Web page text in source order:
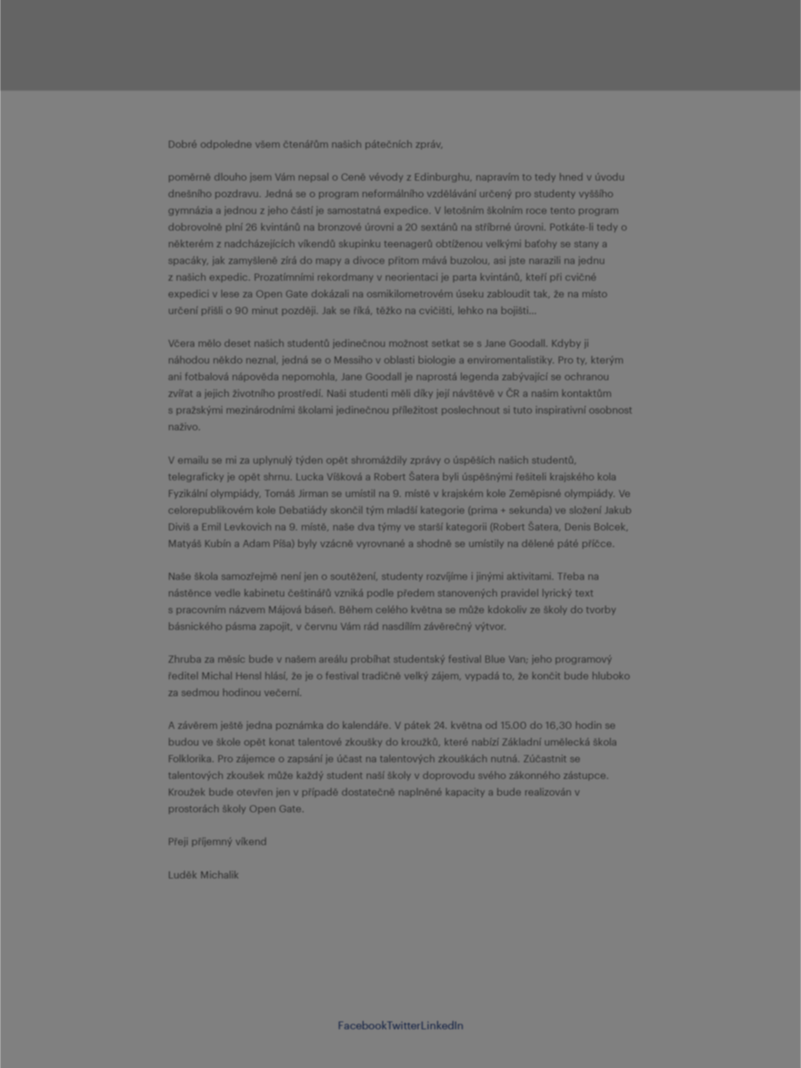
Dobré odpoledne všem čtenářům našich pátečních zpráv,
poměrně dlouho jsem Vám nepsal o Ceně vévody z Edinburghu, napravím to tedy hned v úvodu
dnešního pozdravu. Jedná se o program neformálního vzdělávání určený pro studenty vyššího
gymnázia a jednou z jeho částí je samostatná expedice. V letošním školním roce tento program
dobrovolně plní 26 kvintánů na bronzové úrovni a 20 sextánů na stříbrné úrovni. Potkáte-li tedy o
některém z nadcházejících víkendů skupinku teenagerů obtíženou velkými baťohy se stany a
spacáky, jak zamyšleně zírá do mapy a divoce přitom mává buzolou, asi jste narazili na jednu
z našich expedic. Prozatímními rekordmany v neorientaci je parta kvintánů, kteří při cvičné
expedici v lese za Open Gate dokázali na osmikilometrovém úseku zabloudit tak, že na místo
určení přišli o 90 minut později. Jak se říká, těžko na cvičišti, lehko na bojišti…
Včera mělo deset našich studentů jedinečnou možnost setkat se s Jane Goodall. Kdyby ji
náhodou někdo neznal, jedná se o Messiho v oblasti biologie a enviromentalistiky. Pro ty, kterým
ani fotbalová nápověda nepomohla, Jane Goodall je naprostá legenda zabývající se ochranou
zvířat a jejich životního prostředí. Naši studenti měli díky její návštěvě v ČR a našim kontaktům
s pražskými mezinárodními školami jedinečnou příležitost poslechnout si tuto inspirativní osobnost
naživo.
V emailu se mi za uplynulý týden opět shromáždily zprávy o úspěších našich studentů,
telegraficky je opět shrnu. Lucka Víšková a Robert Šatera byli úspěšnými řešiteli krajského kola
Fyzikální olympiády, Tomáš Jirman se umístil na 9. místě v krajském kole Zeměpisné olympiády. Ve
celorepublikovém kole Debatiády skončil tým mladší kategorie (prima + sekunda) ve složení Jakub
Diviš a Emil Levkovich na 9. místě, naše dva týmy ve starší kategorii (Robert Šatera, Denis Bolcek,
Matyáš Kubín a Adam Píša) byly vzácně vyrovnané a shodně se umístily na dělené páté příčce.
Naše škola samozřejmě není jen o soutěžení, studenty rozvíjíme i jinými aktivitami. Třeba na
nástěnce vedle kabinetu češtinářů vzniká podle předem stanovených pravidel lyrický text
s pracovním názvem Májová báseň. Během celého května se může kdokoliv ze školy do tvorby
básnického pásma zapojit, v červnu Vám rád nasdílím závěrečný výtvor.
Zhruba za měsíc bude v našem areálu probíhat studentský festival Blue Van; jeho programový
ředitel Michal Hensl hlásí, že je o festival tradičně velký zájem, vypadá to, že končit bude hluboko
za sedmou hodinou večerní.
A závěrem ještě jedna poznámka do kalendáře. V pátek 24. května od 15.00 do 16,30 hodin se
budou ve škole opět konat talentové zkoušky do kroužků, které nabízí Základní umělecká škola
Folklorika. Pro zájemce o zapsání je účast na talentových zkouškách nutná. Zúčastnit se
talentových zkoušek může každý student naší školy v doprovodu svého zákonného zástupce.
Kroužek bude otevřen jen v případě dostatečně naplněné kapacity a bude realizován v
prostorách školy Open Gate.
Přeji příjemný víkend
Luděk Michalik
FacebookTwitterLinkedIn